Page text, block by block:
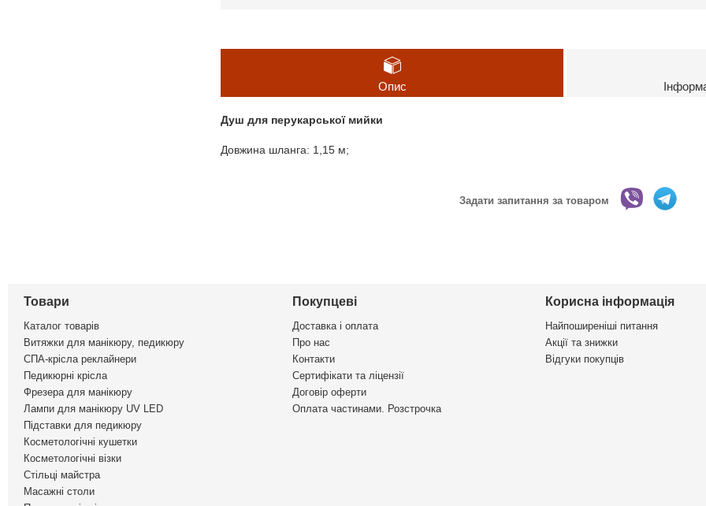
Опис
Душ для перукарської мийки
Довжина шланга: 1,15 м;
Задати запитання за товаром
Товари
Каталог товарів
Витяжки для манікюру, педикюру
СПА-крісла реклайнери
Педикюрні крісла
Фрезера для манікюру
Лампи для манікюру UV LED
Підставки для педикюру
Косметологічні кушетки
Косметологічні візки
Стільці майстра
Масажні столи
Покупцеві
Доставка і оплата
Про нас
Контакти
Сертифікати та ліцензії
Договір оферти
Оплата частинами. Розстрочка
Корисна інформація
Найпоширеніші питання
Акції та знижки
Відгуки покупців